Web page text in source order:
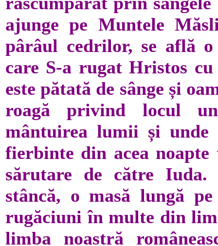
ajunge pe Muntele
pârâul cedrilor, se află
care S-a rugat Hristos
este pătată de sânge și
roagă privind locul
mântuirea lumii și
fierbinte din acea
sărutare de către Iuda.
stâncă, o masă lungă
rugăciuni în multe din
limba noastră